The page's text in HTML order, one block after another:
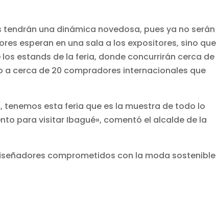
una dinámica novedosa, pues ya no serán
esperan en una sala a los expositores, sino que
estands de la feria, donde concurrirán cerca de
cerca de 20 compradores internacionales que
esta feria que es la muestra de todo lo
para visitar Ibagué», comentó el alcalde de la
comprometidos con la moda sostenible